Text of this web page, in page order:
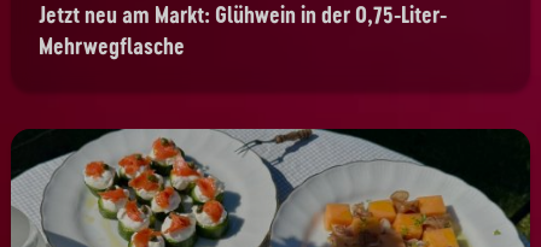
Jetzt neu am Markt: Glühwein in der 0,75-Liter-
Mehrwegflasche